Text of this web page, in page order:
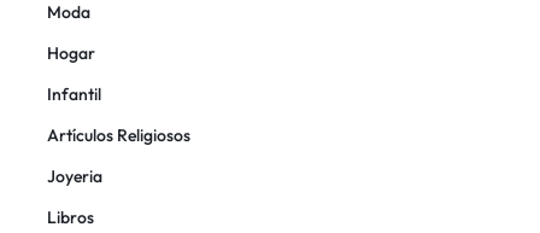
Moda
Hogar
Infantil
Artículos Religiosos
Joyeria
Libros